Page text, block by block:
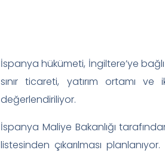
İspanya hükümeti, İngiltere’ye bağlı
sınır ticareti, yatırım ortamı
değerlendiriliyor.
İspanya Maliye Bakanlığı
listesinden çıkarılması